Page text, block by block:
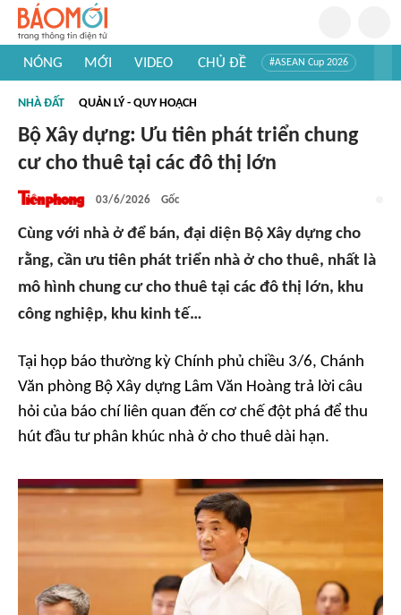
NÓNG MỚI VIDEO CHỦ ĐỀ #ASEAN Cup 2026
#Khám phá thế giới
NHÀ ĐẤT QUẢN LÝ - QUY HOẠCH
Bộ Xây dựng: Ưu tiên phát triển chung
cư cho thuê tại các đô thị lớn
03/6/2026 Gốc
Cùng với nhà ở để bán, đại diện Bộ Xây dựng cho
rằng, cần ưu tiên phát triển nhà ở cho thuê, nhất là
mô hình chung cư cho thuê tại các đô thị lớn, khu
công nghiệp, khu kinh tế…
Tại họp báo thường kỳ Chính phủ chiều 3/6, Chánh
Văn phòng Bộ Xây dựng Lâm Văn Hoàng trả lời câu
hỏi của báo chí liên quan đến cơ chế đột phá để thu
hút đầu tư phân khúc nhà ở cho thuê dài hạn.